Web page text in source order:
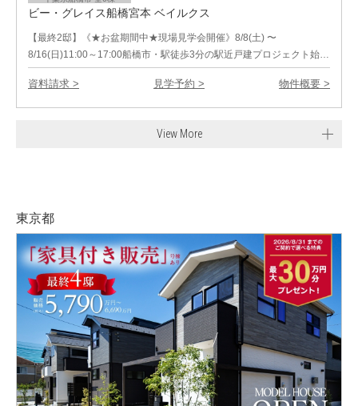
ビー・グレイス船橋宮本 ベイルクス
【最終2邸】《★お盆期間中★現場見学会開催》8/8(土) 〜
8/16(日)11:00～17:00船橋市・駅徒歩3分の駅近戸建プロジェクト始…
資料請求 > 見学予約 > 物件概要 >
View More
東京都